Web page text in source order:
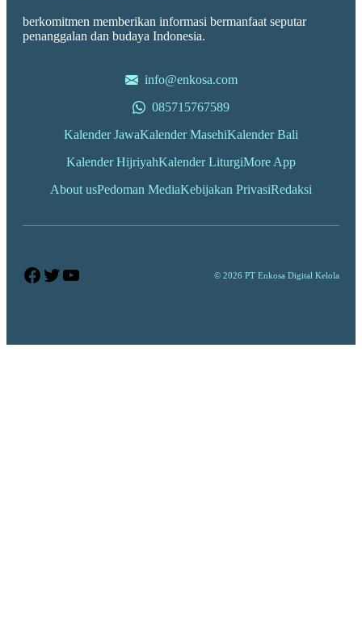
berkomitmen memberikan informasi bermanfaat seputar
penanggalan dan budaya Indonesia.
info@enkosa.com
085715767589
Kalender JawaKalender MasehiKalender Bali
Kalender HijriyahKalender LiturgiMore App
About usPedoman MediaKebijakan PrivasiRedaksi
Facebook
Twitter
YouTube © 2026 PT Enkosa Digital Kelola